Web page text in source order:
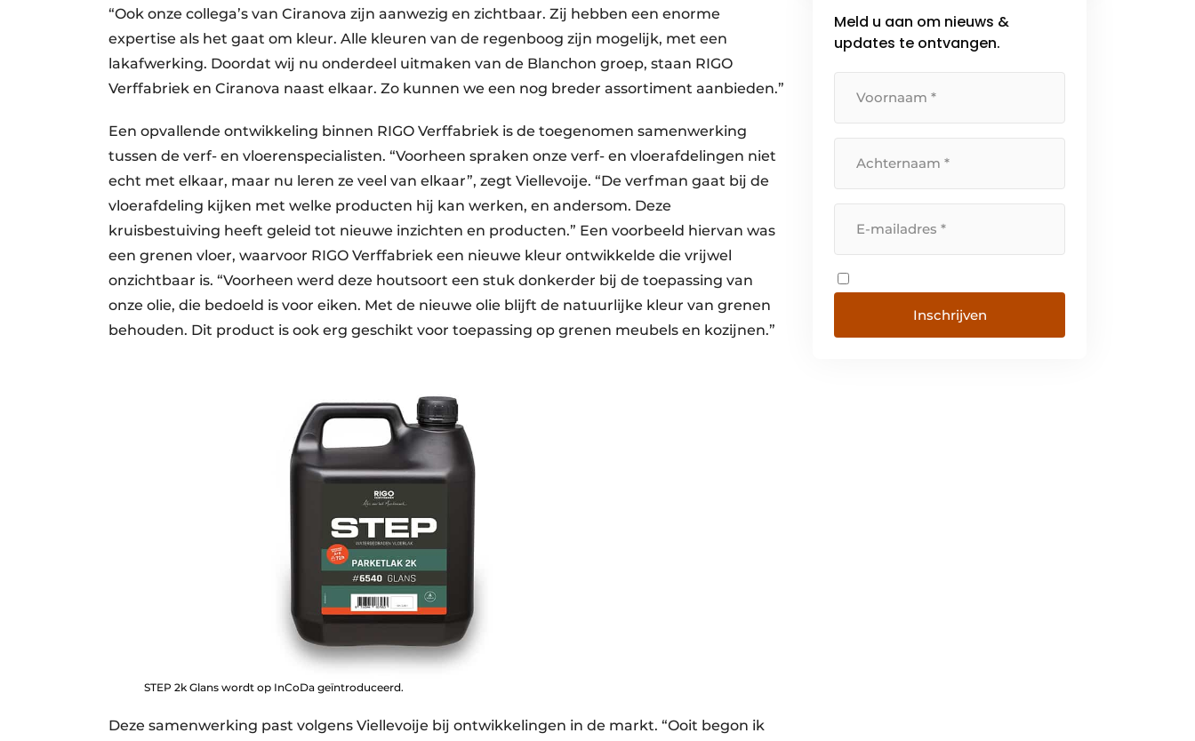
“Ook onze collega’s van Ciranova zijn aanwezig en zichtbaar. Zij hebben een enorme
expertise als het gaat om kleur. Alle kleuren van de regenboog zijn mogelijk, met een
lakafwerking. Doordat wij nu onderdeel uitmaken van de Blanchon groep, staan RIGO
Verffabriek en Ciranova naast elkaar. Zo kunnen we een nog breder assortiment aanbieden.”
Een opvallende ontwikkeling binnen RIGO Verffabriek is de toegenomen samenwerking
tussen de verf- en vloerenspecialisten. “Voorheen spraken onze verf- en vloerafdelingen niet
echt met elkaar, maar nu leren ze veel van elkaar”, zegt Viellevoije. “De verfman gaat bij de
vloerafdeling kijken met welke producten hij kan werken, en andersom. Deze
kruisbestuiving heeft geleid tot nieuwe inzichten en producten.” Een voorbeeld hiervan was
een grenen vloer, waarvoor RIGO Verffabriek een nieuwe kleur ontwikkelde die vrijwel
onzichtbaar is. “Voorheen werd deze houtsoort een stuk donkerder bij de toepassing van
onze olie, die bedoeld is voor eiken. Met de nieuwe olie blijft de natuurlijke kleur van grenen
behouden. Dit product is ook erg geschikt voor toepassing op grenen meubels en kozijnen.”
STEP 2k Glans wordt op InCoDa geïntroduceerd.
Deze samenwerking past volgens Viellevoije bij ontwikkelingen in de markt. “Ooit begon ik
vooruitstrevend en oprecht […]
Meld u aan om nieuws &
updates te ontvangen.
Inschrijven